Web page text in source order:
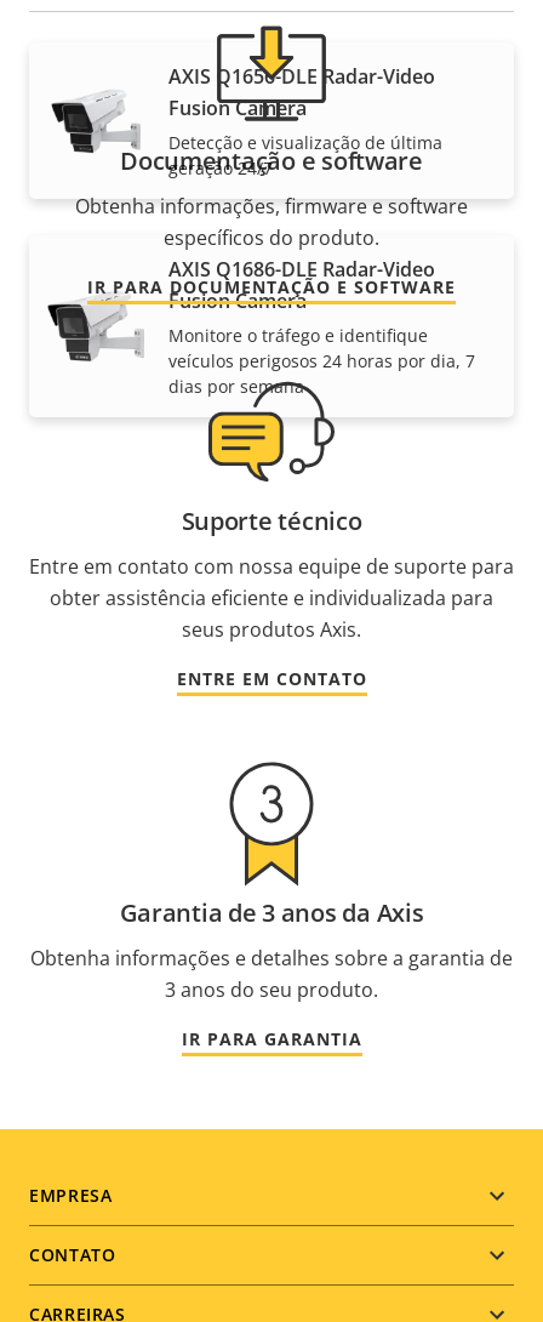
AXIS Q1656-DLE Radar-Video
Fusion Camera
Detecção e visualização de última
geração 24/7
AXIS Q1686-DLE Radar-Video
Fusion Camera
Monitore o tráfego e identifique
veículos perigosos 24 horas por dia, 7
dias por semana
Documentação e software
Obtenha informações, firmware e software
específicos do produto.
IR PARA DOCUMENTAÇÃO E SOFTWARE
Suporte técnico
Entre em contato com nossa equipe de suporte para
obter assistência eficiente e individualizada para
seus produtos Axis.
ENTRE EM CONTATO
Garantia de 3 anos da Axis
Obtenha informações e detalhes sobre a garantia de
3 anos do seu produto.
IR PARA GARANTIA
Footer
menu
EMPRESA
CONTATO
CARREIRAS